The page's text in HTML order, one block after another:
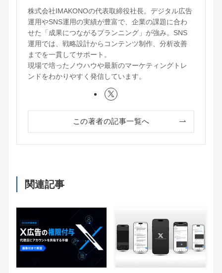
株式会社IMAKONOの代表取締役社長。デジタル広告
運用やSNS運用の実績が豊富で、企業の課題に合わ
せた「成果につながるプランニング」が強み。SNS
運用では、戦略設計からコンテンツ制作、分析改善
までを一貫してサポート。
現場で培ったノウハウや最新のマーケティングトレ
ンドをわかりやすく発信しています。
この著者の記事一覧へ
関連記事